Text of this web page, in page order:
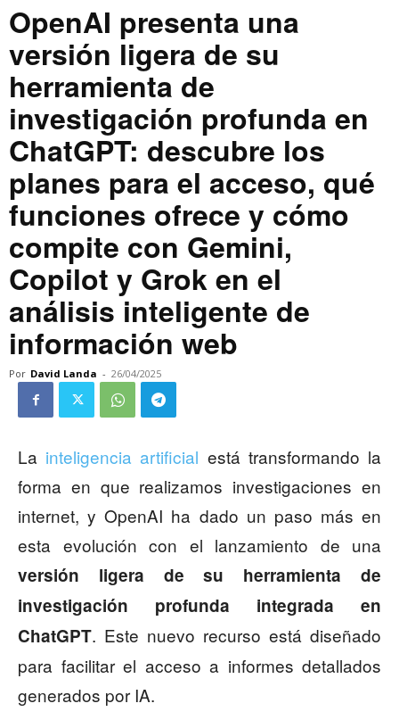
OpenAI presenta una
versión ligera de su
herramienta de
investigación profunda en
ChatGPT: descubre los
planes para el acceso, qué
funciones ofrece y cómo
compite con Gemini,
Copilot y Grok en el
análisis inteligente de
información web
Por David Landa - 26/04/2025
La inteligencia artificial está transformando la
forma en que realizamos investigaciones en
internet, y OpenAI ha dado un paso más en
esta evolución con el lanzamiento de una
versión ligera de su herramienta de
investigación profunda integrada en
ChatGPT. Este nuevo recurso está diseñado
para facilitar el acceso a informes detallados
generados por IA.